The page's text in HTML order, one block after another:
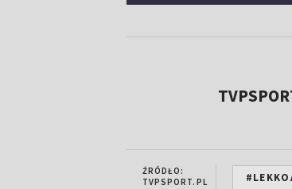
ŹRÓDŁO:
TVPSPORT.PL